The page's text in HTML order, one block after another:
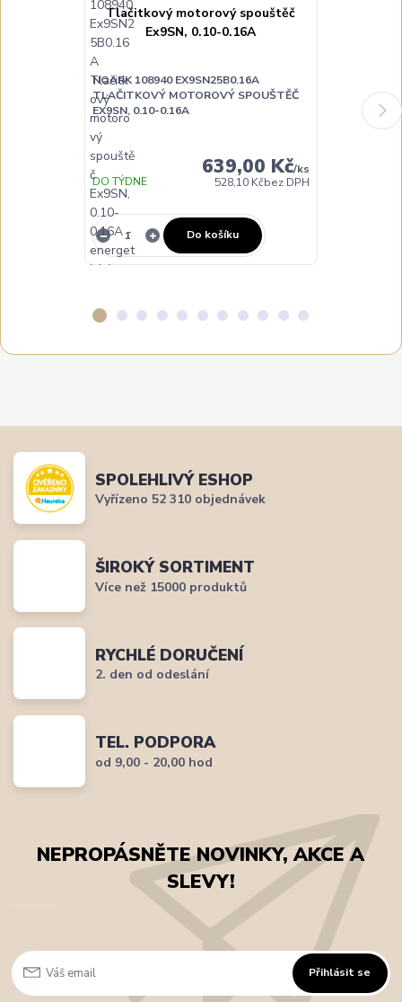
NOARK 108940 EX9SN25B0.16A
TLAČITKOVÝ MOTOROVÝ SPOUŠTĚČ
EX9SN, 0.10-0.16A
639,00 Kč/ks
528,10 Kčbez DPH
DO TÝDNE
Do košíku
EX9SN, 0.40-
SPOLEHLIVÝ ESHOP
Vyřízeno 52 310 objednávek
ŠIROKÝ SORTIMENT
Více než 15000 produktů
RYCHLÉ DORUČENÍ
2. den od odeslání
TEL. PODPORA
od 9,00 - 20,00 hod
NEPROPÁSNĚTE NOVINKY, AKCE A
SLEVY!
Přihlásit se